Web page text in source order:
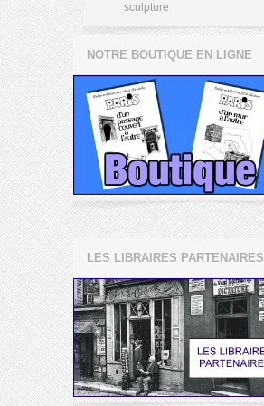
sculpture
NOTRE BOUTIQUE EN LIGNE
LES LIBRAIRES PARTENAIRES